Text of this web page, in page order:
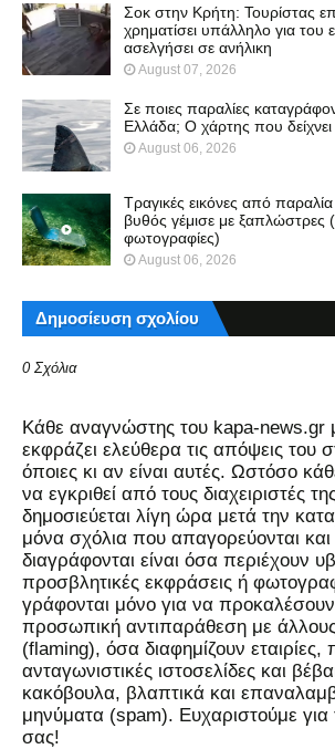
Σοκ στην Κρήτη: Τουρίστας
χρηματίσει υπάλληλο για του
ασελγήσει σε ανήλικη
August 07, 2026
Σε ποιες παραλίες
Ελλάδα; Ο χάρτης που
August 06, 2026
Τραγικές εικόνες από
βυθός γέμισε με ξαπλώστρες
φωτογραφίες)
August 06, 2026
Δημοσίευση σχολίου
0 Σχόλια
Kάθε αναγνώστης του kapa-news.gr
εκφράζει ελεύθερα τις απόψεις του
όποιες κι αν είναι αυτές. Ωστόσο
να εγκριθεί από τους διαχειριστές
δημοσιεύεται λίγη ώρα μετά την
μόνα σχόλια που απαγορεύονται
διαγράφονται είναι όσα περιέχουν
προσβλητικές εκφράσεις ή
γράφονται μόνο για να
προσωπική αντιπαράθεση με
(flaming), όσα διαφημίζουν εταιρίες,
ανταγωνιστικές ιστοσελίδες και
κακόβουλα, βλαπτικά και
μηνύματα (spam). Ευχαριστούμε για
σας!